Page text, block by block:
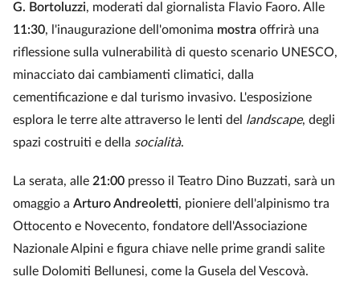
G. Bortoluzzi, moderati dal giornalista Flavio Faoro. Alle
11:30, l'inaugurazione dell'omonima mostra offrirà una
riflessione sulla vulnerabilità di questo scenario UNESCO,
minacciato dai cambiamenti climatici, dalla
cementificazione e dal turismo invasivo. L'esposizione
esplora le terre alte attraverso le lenti del landscape, degli
spazi costruiti e della socialità.
La serata, alle 21:00 presso il Teatro Dino Buzzati, sarà un
omaggio a Arturo Andreoletti, pioniere dell'alpinismo tra
Ottocento e Novecento, fondatore dell'Associazione
Nazionale Alpini e figura chiave nelle prime grandi salite
sulle Dolomiti Bellunesi, come la Gusela del Vescovà.